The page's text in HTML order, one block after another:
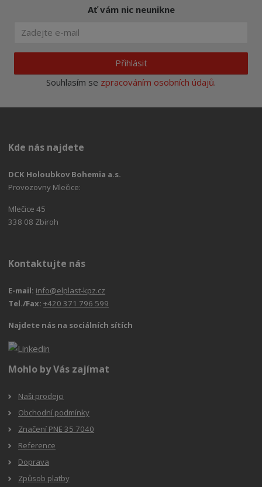
Ať vám nic neunikne
Přihlásit
Souhlasím se zpracováním osobních údajů.
Kde nás najdete
DCK Holoubkov Bohemia a.s.
Provozovny Mlečice:
Mlečice 45
338 08 Zbiroh
Kontaktujte nás
E-mail: info@elplast-kpz.cz
Tel./Fax:+420 371 796 599
Najdete nás na sociálních sítích
Mohlo by Vás zajímat
Naši prodejci
Obchodní podmínky
Značení PNE 35 7040
Reference
Doprava
Způsob platby